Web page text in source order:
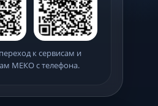
к сервисам и
МЕКО с телефона.